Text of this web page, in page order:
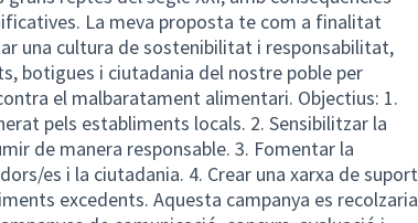
La meva proposta te com a finalitat
una cultura de sostenibilitat i responsabilitat,
botigues i ciutadania del nostre poble per
el malbaratament alimentari. Objectius: 1.
pels establiments locals. 2. Sensibilitzar la
de manera responsable. 3. Fomentar la
es i la ciutadania. 4. Crear una xarxa de suport
excedents. Aquesta campanya es recolzaria